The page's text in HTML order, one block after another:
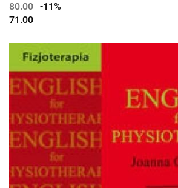
80.00 -11%
71.00